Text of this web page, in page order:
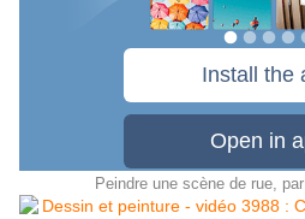
Peindre une scène de rue, par